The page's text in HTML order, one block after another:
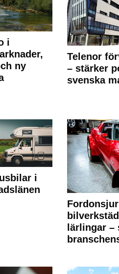
i
ny
Telenor
– stärker
svenska
i
lärlingar –